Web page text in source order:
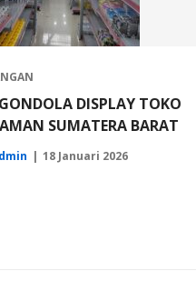
DISPLAY TOKO
SUMATERA BARAT
18 Januari 2026